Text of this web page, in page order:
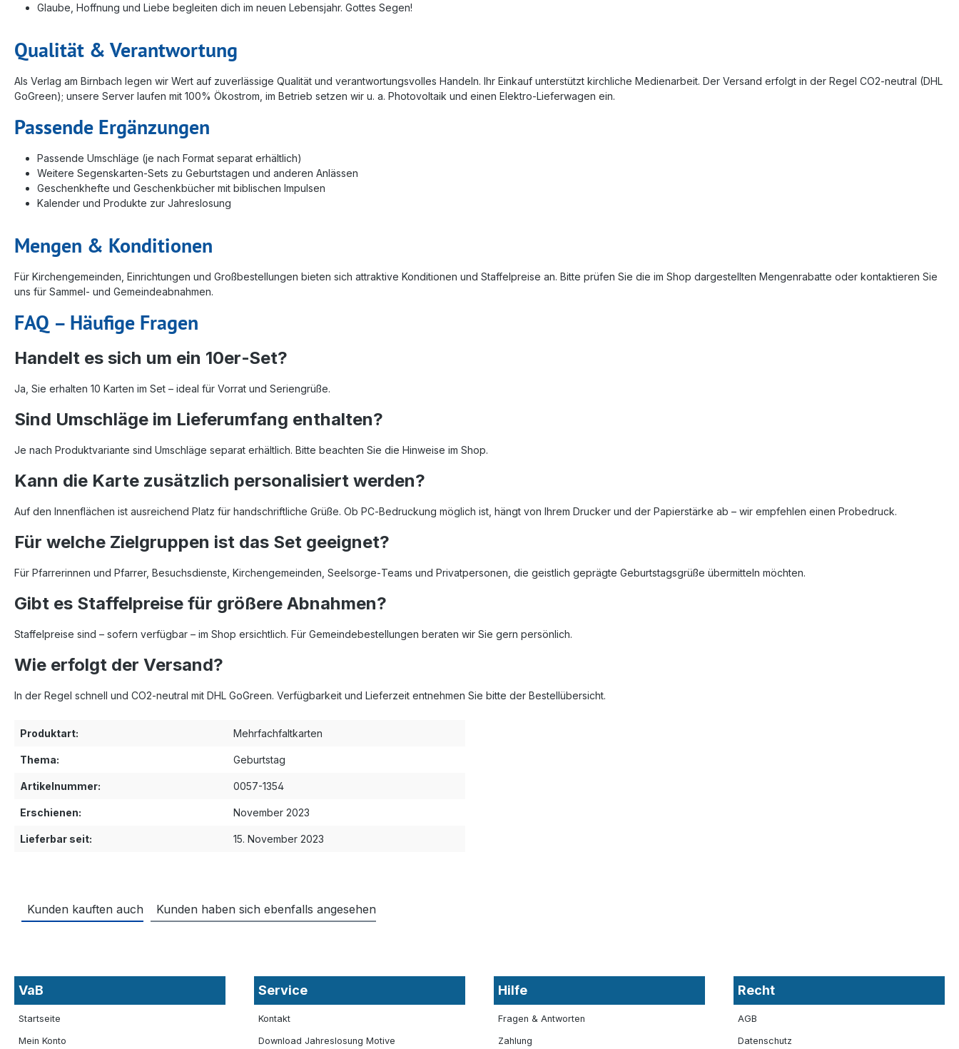
Glaube, Hoffnung und Liebe begleiten dich im neuen Lebensjahr. Gottes Segen!
Qualität & Verantwortung
Als Verlag am Birnbach legen wir Wert auf zuverlässige Qualität und verantwortungsvolles Handeln. Ihr Einkauf unterstützt kirchliche Medienarbeit. Der Versand erfolgt in der Regel CO2‑neutral (DHL
GoGreen); unsere Server laufen mit 100% Ökostrom, im Betrieb setzen wir u. a. Photovoltaik und einen Elektro‑Lieferwagen ein.
Passende Ergänzungen
Passende Umschläge (je nach Format separat erhältlich)
Weitere Segenskarten‑Sets zu Geburtstagen und anderen Anlässen
Geschenkhefte und Geschenkbücher mit biblischen Impulsen
Kalender und Produkte zur Jahreslosung
Mengen & Konditionen
Für Kirchengemeinden, Einrichtungen und Großbestellungen bieten sich attraktive Konditionen und Staffelpreise an. Bitte prüfen Sie die im Shop dargestellten Mengenrabatte oder kontaktieren Sie
uns für Sammel- und Gemeindeabnahmen.
FAQ – Häufige Fragen
Handelt es sich um ein 10er‑Set?
Ja, Sie erhalten 10 Karten im Set – ideal für Vorrat und Seriengrüße.
Sind Umschläge im Lieferumfang enthalten?
Je nach Produktvariante sind Umschläge separat erhältlich. Bitte beachten Sie die Hinweise im Shop.
Kann die Karte zusätzlich personalisiert werden?
Auf den Innenflächen ist ausreichend Platz für handschriftliche Grüße. Ob PC‑Bedruckung möglich ist, hängt von Ihrem Drucker und der Papierstärke ab – wir empfehlen einen Probedruck.
Für welche Zielgruppen ist das Set geeignet?
Für Pfarrerinnen und Pfarrer, Besuchsdienste, Kirchengemeinden, Seelsorge‑Teams und Privatpersonen, die geistlich geprägte Geburtstagsgrüße übermitteln möchten.
Gibt es Staffelpreise für größere Abnahmen?
Staffelpreise sind – sofern verfügbar – im Shop ersichtlich. Für Gemeindebestellungen beraten wir Sie gern persönlich.
Wie erfolgt der Versand?
In der Regel schnell und CO2‑neutral mit DHL GoGreen. Verfügbarkeit und Lieferzeit entnehmen Sie bitte der Bestellübersicht.
Produktart: Mehrfachfaltkarten
Thema: Geburtstag
Artikelnummer: 0057-1354
Erschienen: November 2023
Lieferbar seit: 15. November 2023
Kunden kauften auch Kunden haben sich ebenfalls angesehen
VaB
Startseite
Mein Konto
Service
Kontakt
Download Jahreslosung Motive
Hilfe
Fragen & Antworten
Zahlung
Recht
AGB
Datenschutz